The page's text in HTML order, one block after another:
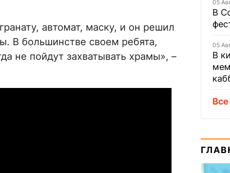
автомат, маску, и он решил
В большинстве своем ребята,
не пойдут захватывать храмы», –
05
В
05
В